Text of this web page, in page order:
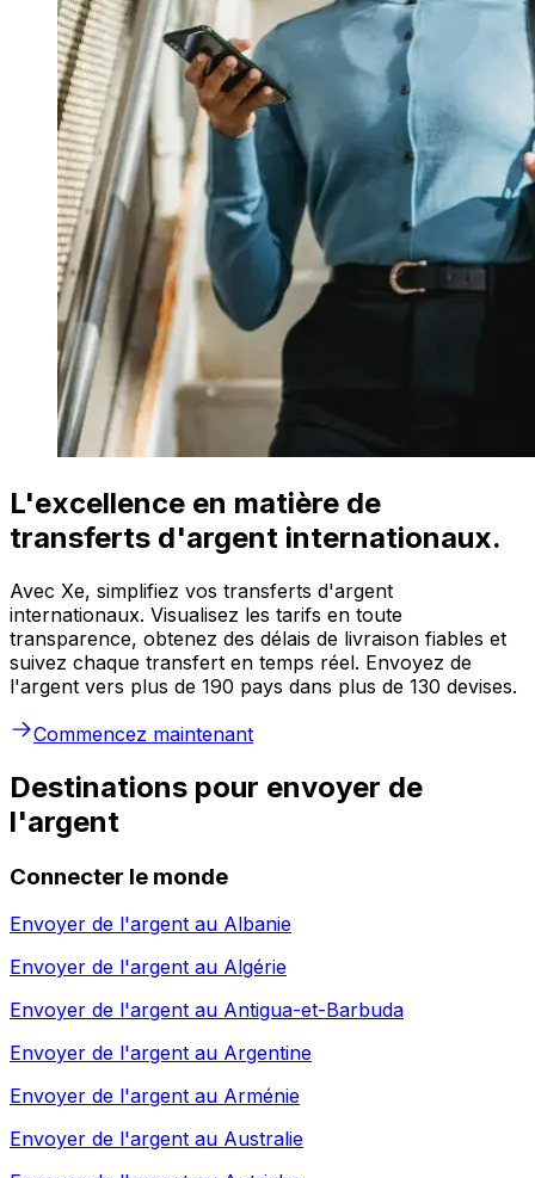
L'excellence en matière de
transferts d'argent internationaux.
Avec Xe, simplifiez vos transferts d'argent
internationaux. Visualisez les tarifs en toute
transparence, obtenez des délais de livraison fiables et
suivez chaque transfert en temps réel. Envoyez de
l'argent vers plus de 190 pays dans plus de 130 devises.
Commencez maintenant
Destinations pour envoyer de
l'argent
Connecter le monde
Envoyer de l'argent au Albanie
Envoyer de l'argent au Algérie
Envoyer de l'argent au Antigua-et-Barbuda
Envoyer de l'argent au Argentine
Envoyer de l'argent au Arménie
Envoyer de l'argent au Australie